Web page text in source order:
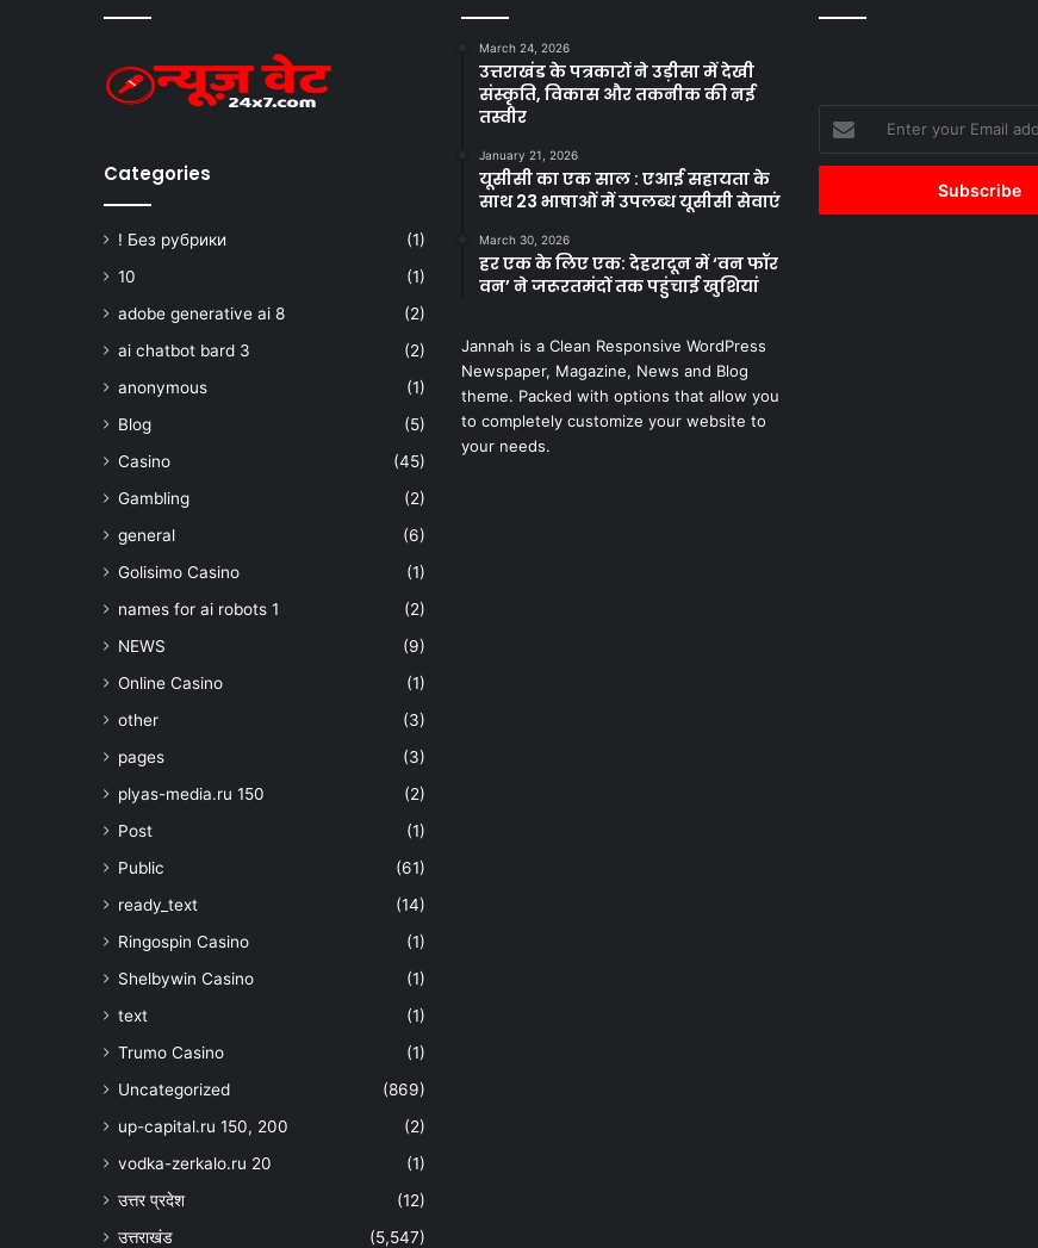
Categories
! Без рубрики
(1)
10
(1)
adobe generative ai 8
(2)
ai chatbot bard 3
(2)
anonymous
(1)
Blog
(5)
Casino
(45)
Gambling
(2)
general
(6)
Golisimo Casino
(1)
names for ai robots 1
(2)
NEWS
(9)
Online Casino
(1)
other
(3)
pages
(3)
plyas-media.ru 150
(2)
Post
(1)
Public
(61)
ready_text
(14)
Ringospin Casino
(1)
Shelbywin Casino
(1)
text
(1)
Trumo Casino
(1)
Uncategorized
(869)
up-capital.ru 150, 200
(2)
vodka-zerkalo.ru 20
(1)
उत्तर प्रदेश
(12)
उत्तराखंड
(5,547)
March 24, 2026
उत्तराखंड के पत्रकारों ने उड़ीसा में देखी
संस्कृति, विकास और तकनीक की नई
तस्वीर
January 21, 2026
यूसीसी का एक साल : एआई सहायता के
साथ 23 भाषाओं में उपलब्ध यूसीसी सेवाएं
March 30, 2026
हर एक के लिए एक: देहरादून में ‘वन फॉर
वन’ ने जरूरतमंदों तक पहुंचाई खुशियां
Jannah is a Clean Responsive WordPress
Newspaper, Magazine, News and Blog
theme. Packed with options that allow you
to completely customize your website to
your needs.
your
Email